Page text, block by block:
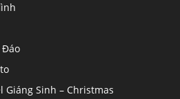
Đáo
Giáng Sinh – Christmas